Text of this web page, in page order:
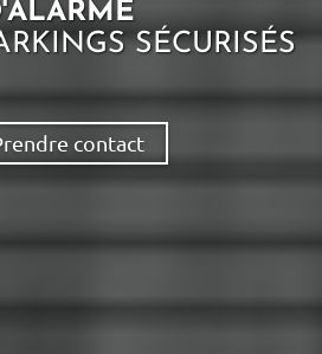
SÉCURISÉS
contact